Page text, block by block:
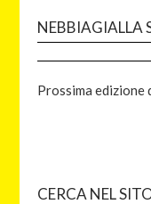
NEBBIAGIALLA
Prossima edizione
CERCA NEL